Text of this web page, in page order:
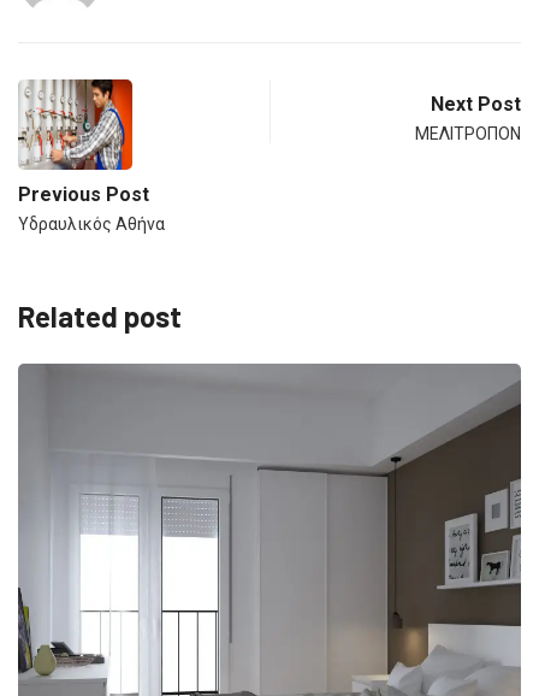
Previous Post
Υδραυλικός Αθήνα
Next Post
ΜΕΛΙΤΡΟΠΟΝ
Related post